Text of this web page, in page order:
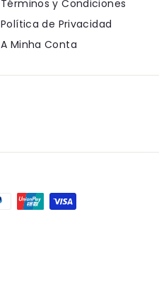
Términos y Condiciones
Política de Privacidad
A Minha Conta